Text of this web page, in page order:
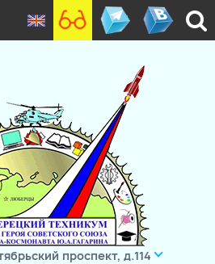
проспект, д.114